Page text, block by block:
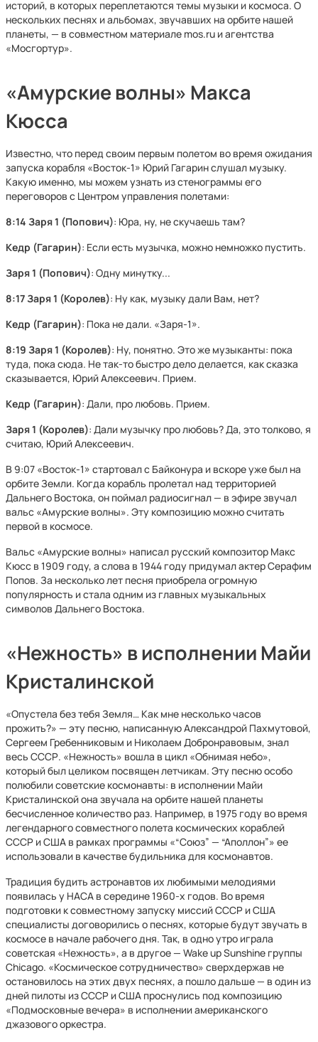
историй, в которых переплетаются темы музыки и космоса. О
нескольких песнях и альбомах, звучавших на орбите нашей
планеты, — в совместном материале mos.ru и агентства
«Мосгортур».
«Амурские волны» Макса
Кюсса
Известно, что перед своим первым полетом во время ожидания
запуска корабля «Восток-1» Юрий Гагарин слушал музыку.
Какую именно, мы можем узнать из стенограммы его
переговоров с Центром управления полетами:
8:14 Заря 1 (Попович): Юра, ну, не скучаешь там?
Кедр (Гагарин): Если есть музычка, можно немножко пустить.
Заря 1 (Попович): Одну минутку...
8:17Заря 1 (Королев): Ну как, музыку дали Вам, нет?
Кедр (Гагарин): Пока не дали. «Заря-1».
8:19 Заря 1 (Королев): Ну, понятно. Это же музыканты: пока
туда, пока сюда. Не так-то быстро дело делается, как сказка
сказывается, Юрий Алексеевич. Прием.
Кедр (Гагарин): Дали, про любовь. Прием.
Заря 1 (Королев): Дали музычку про любовь? Да, это толково, я
считаю, Юрий Алексеевич.
В 9:07 «Восток-1» стартовал с Байконура и вскоре уже был на
орбите Земли. Когда корабль пролетал над территорией
Дальнего Востока, он поймал радиосигнал — в эфире звучал
вальс «Амурские волны». Эту композицию можно считать
первой в космосе.
Вальс «Амурские волны» написал русский композитор Макс
Кюсс в 1909 году, а слова в 1944 году придумал актер Серафим
Попов. За несколько лет песня приобрела огромную
популярность и стала одним из главных музыкальных
символов Дальнего Востока.
«Нежность» в исполнении Майи
Кристалинской
«Опустела без тебя Земля… Как мне несколько часов
прожить?» — эту песню, написанную Александрой Пахмутовой,
Сергеем Гребенниковым и Николаем Добронравовым, знал
весь СССР. «Нежность» вошла в цикл «Обнимая небо»,
который был целиком посвящен летчикам. Эту песню особо
полюбили советские космонавты: в исполнении Майи
Кристалинской она звучала на орбите нашей планеты
бесчисленное количество раз. Например, в 1975 году во время
легендарного совместного полета космических кораблей
СССР и США в рамках программы «“Союз” — “Аполлон”» ее
использовали в качестве будильника для космонавтов.
Традиция будить астронавтов их любимыми мелодиями
появилась у НАСА в середине 1960-х годов. Во время
подготовки к совместному запуску миссий СССР и США
специалисты договорились о песнях, которые будут звучать в
космосе в начале рабочего дня. Так, в одно утро играла
советская «Нежность», а в другое — Wake up Sunshine группы
Chicago. «Космическое сотрудничество» сверхдержав не
остановилось на этих двух песнях, а пошло дальше — в один из
дней пилоты из СССР и США проснулись под композицию
«Подмосковные вечера» в исполнении американского
джазового оркестра.